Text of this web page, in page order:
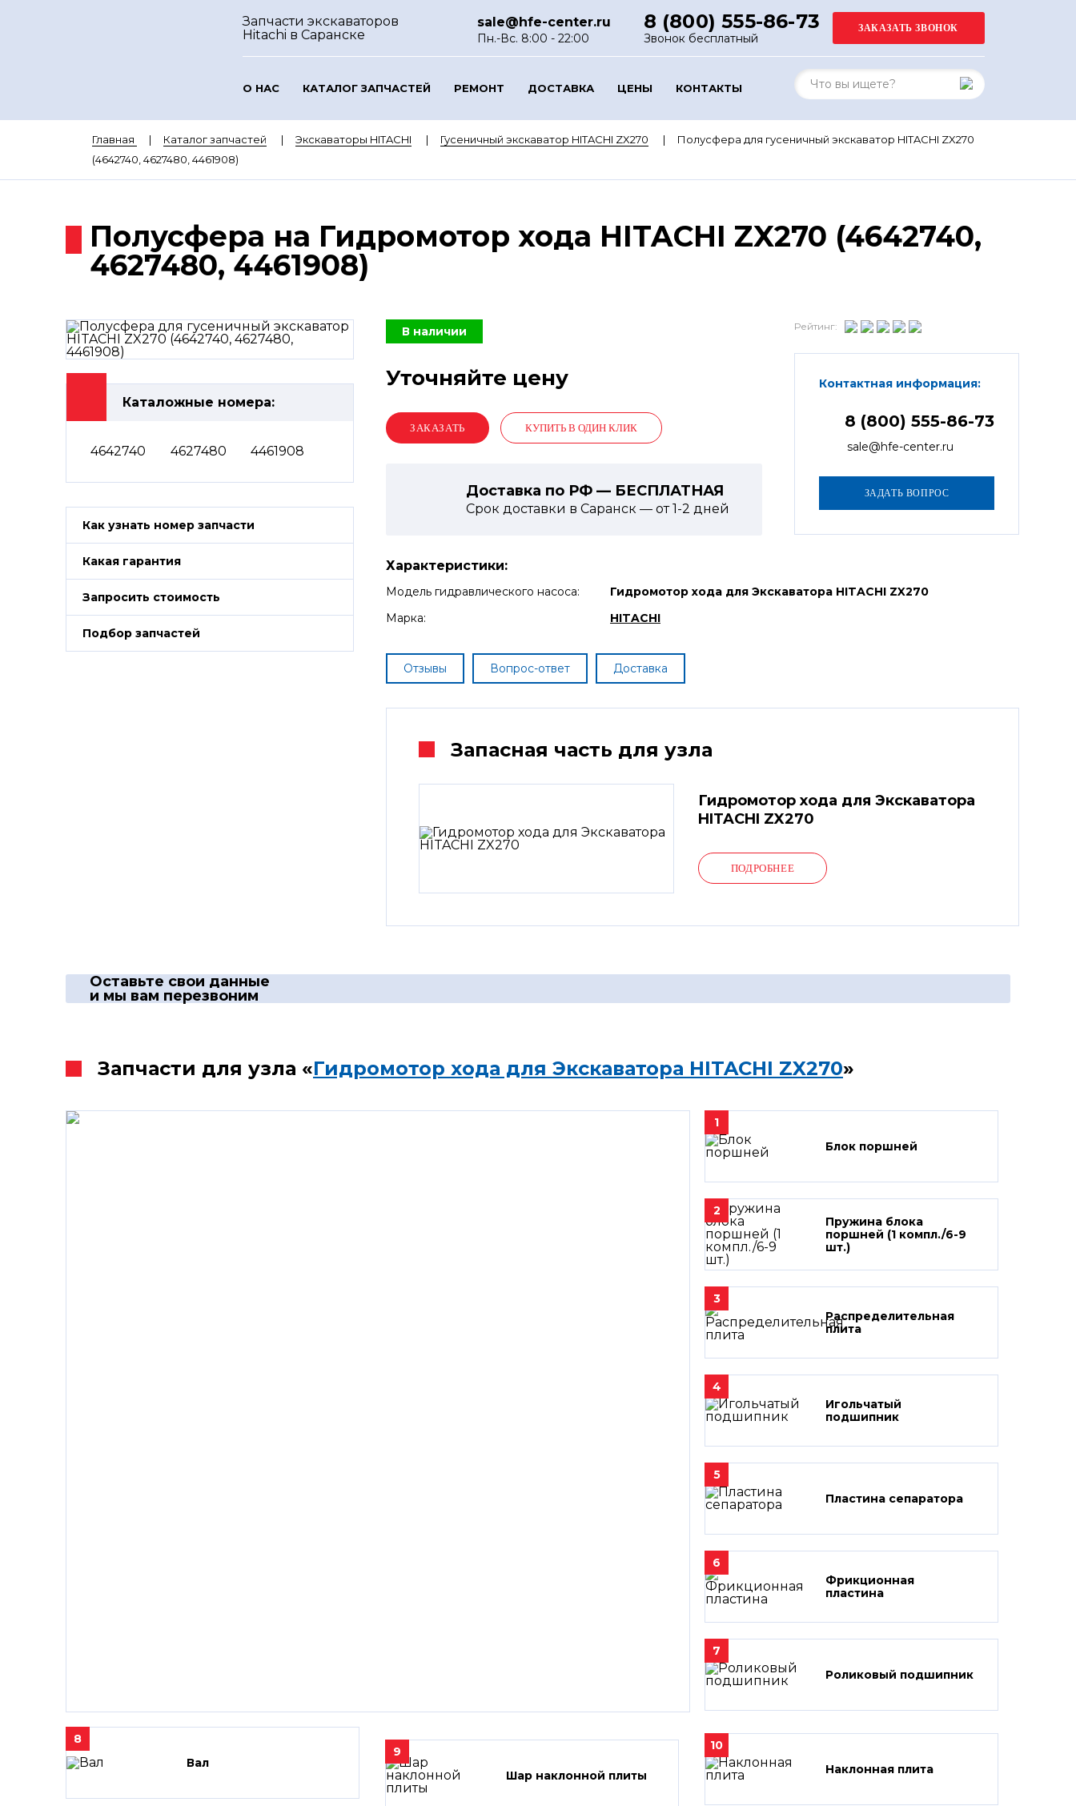
Запчасти экскаваторов
Hitachi в Саранске
sale@hfe-center.ru
Пн.-Вс. 8:00 - 22:00
8 (800) 555-86-73
Звонок бесплатный
О НАС КАТАЛОГ ЗАПЧАСТЕЙ РЕМОНТ ДОСТАВКА ЦЕНЫ КОНТАКТЫ
Главная Каталог запчастей Экскаваторы HITACHI Гусеничный экскаватор HITACHI ZX270
Полусфера для гусеничный экскаватор HITACHI ZX270
(4642740, 4627480, 4461908)
Полусфера на Гидромотор хода HITACHI ZX270 (4642740,
4627480, 4461908)
Каталожные номера:
4642740 4627480 4461908
Как узнать номер запчасти
Какая гарантия
Запросить стоимость
Подбор запчастей
В наличии
Уточняйте цену
КУПИТЬ В ОДИН КЛИК
Доставка по РФ — БЕСПЛАТНАЯ
Срок доставки в Саранск — от1-2 дней
Рейтинг:
Контактная информация:
8 (800) 555-86-73
sale@hfe-center.ru
Характеристики:
Модель гидравлического насоса:
Гидромотор хода для Экскаватора HITACHI ZX270
Марка:
HITACHI
Отзывы Вопрос-ответ Доставка
Запасная часть для узла
Гидромотор хода для Экскаватора
HITACHI ZX270
ПОДРОБНЕЕ
Оставьте свои данные
и мы вам перезвоним
Запчасти для узла «Гидромотор хода для Экскаватора HITACHI ZX270»
1
Блок поршней
2
Пружина блока
поршней (1 компл./6-9
шт.)
3
Распределительная
плита
4
Игольчатый
подшипник
5
Пластина сепаратора
6
Фрикционная
пластина
7
Роликовый подшипник
8
Вал
9
Шар наклонной плиты
10
Наклонная плита